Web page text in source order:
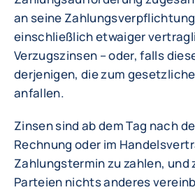
an seine
einschließlich etwaiger
Verzugszinsen – oder, falls
derjenigen, die zum
anfallen.
Zinsen sind ab dem Tag nach
Rechnung oder im
Zahlungstermin zu zahlen, und
Parteien nichts anderes